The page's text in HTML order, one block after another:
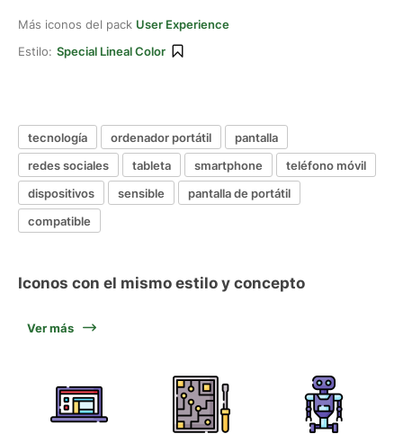
Más iconos del pack User Experience
Estilo: Special Lineal Color
tecnología ordenador portátil
pantalla
redes sociales
tableta smartphone
teléfono móvil
dispositivos
sensible
pantalla de portátil
compatible
Iconos con el mismo estilo y concepto
Ver más